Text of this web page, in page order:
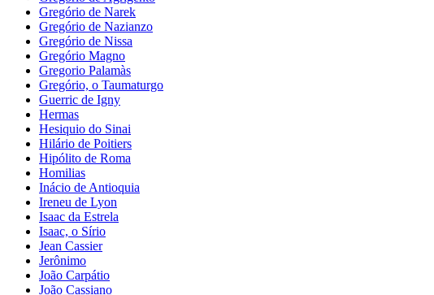
Gregório de Narek
Gregório de Nazianzo
Gregório de Nissa
Gregório Magno
Gregorio Palamàs
Gregório, o Taumaturgo
Guerric de Igny
Hermas
Hesiquio do Sinai
Hilário de Poitiers
Hipólito de Roma
Homilias
Inácio de Antioquia
Ireneu de Lyon
Isaac da Estrela
Isaac, o Sírio
Jean Cassier
Jerônimo
João Carpátio
João Cassiano